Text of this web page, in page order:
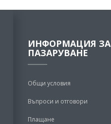
ИНФОРМАЦИЯ ЗА
ПАЗАРУВАНЕ
Общи условия
Въпроси и отговори
Плащане